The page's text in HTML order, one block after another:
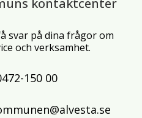
svar på dina frågor om
och verksamhet.
150 00